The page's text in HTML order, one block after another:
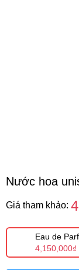
Nước hoa
Giá tham khảo:
Eau de
4,150,000₫